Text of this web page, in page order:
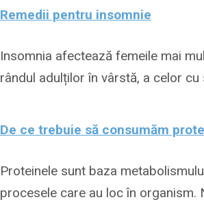
Remedii pentru insomnie
Insomnia afectează femeile mai
rândul adulților în vârstă, a celor
De ce trebuie să consumăm
Proteinele sunt baza
procesele care au loc în organism.